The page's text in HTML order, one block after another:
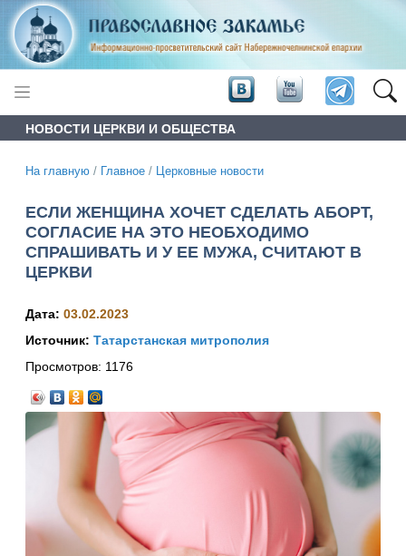
НОВОСТИ ЦЕРКВИ И ОБЩЕСТВА
На главную / Главное / Церковные новости
ЕСЛИ ЖЕНЩИНА ХОЧЕТ СДЕЛАТЬ АБОРТ,
СОГЛАСИЕ НА ЭТО НЕОБХОДИМО
СПРАШИВАТЬ И У ЕЕ МУЖА, СЧИТАЮТ В
ЦЕРКВИ
Дата: 03.02.2023
Источник: Татарстанская митрополия
Просмотров: 1176